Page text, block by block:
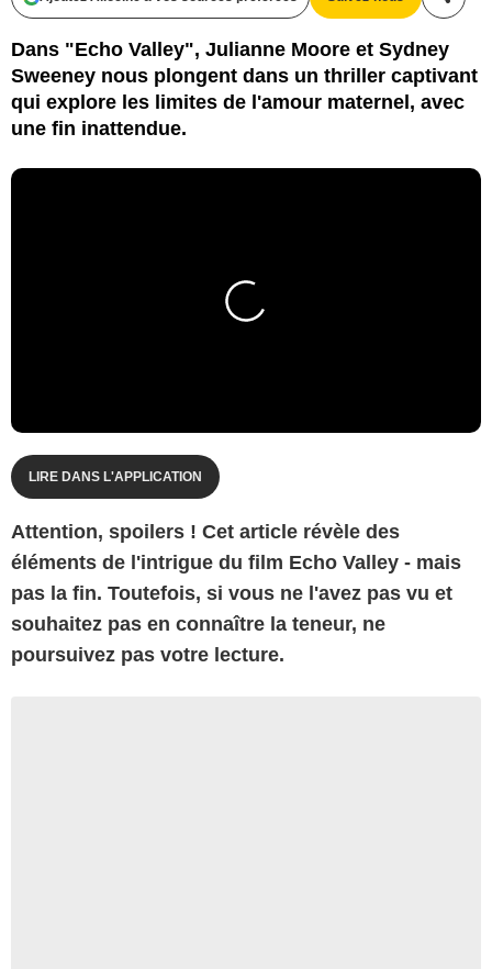
Dans "Echo Valley", Julianne Moore et Sydney
Sweeney nous plongent dans un thriller captivant
qui explore les limites de l'amour maternel, avec
une fin inattendue.
LIRE DANS L'APPLICATION
Attention, spoilers ! Cet article révèle des
éléments de l'intrigue du film Echo Valley - mais
pas la fin. Toutefois, si vous ne l'avez pas vu et
souhaitez pas en connaître la teneur, ne
poursuivez pas votre lecture.